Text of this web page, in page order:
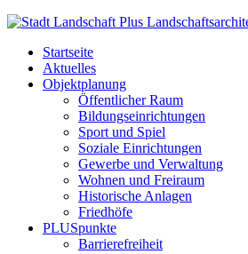
Startseite
Aktuelles
Objektplanung
Öffentlicher Raum
Bildungseinrichtungen
Sport und Spiel
Soziale Einrichtungen
Gewerbe und Verwaltung
Wohnen und Freiraum
Historische Anlagen
Friedhöfe
PLUSpunkte
Barrierefreiheit